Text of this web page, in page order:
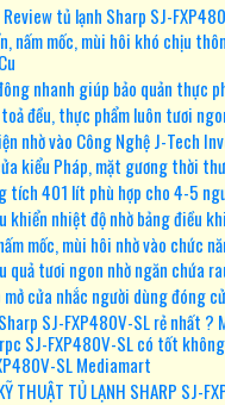
tủ lạnh Sharp SJ-
nấm mốc, mùi hôi khó chịu
nhanh giúp bảo quản thực
đều, thực phẩm luôn tươi
nhờ vào Công Nghệ J-Tech
kiểu Pháp, mặt gương thời
tích 401 lít phù hợp cho 4-5
khiển nhiệt độ nhờ bảng điều
mốc, mùi hôi nhờ vào chức
quả tươi ngon nhờ ngăn chứa
mở cửa nhắc người dùng đóng
SJ-FXP480V-SL rẻ nhất ?
SJ-FXP480V-SL có tốt
SL Mediamart
THUẬT TỦ LẠNH SHARP SJ-